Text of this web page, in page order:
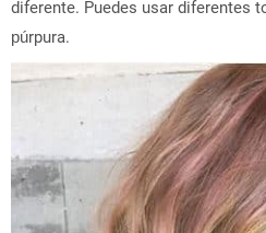
diferente. Puedes usar diferentes
púrpura.